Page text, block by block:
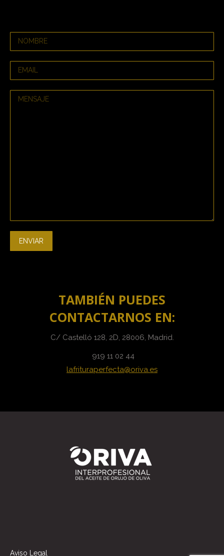
TAMBIÉN PUEDES
CONTACTARNOS EN:
C/ Castelló 128, 2D, 28006, Madrid.
919 11 02 44
lafrituraperfecta@oriva.es
Aviso Legal